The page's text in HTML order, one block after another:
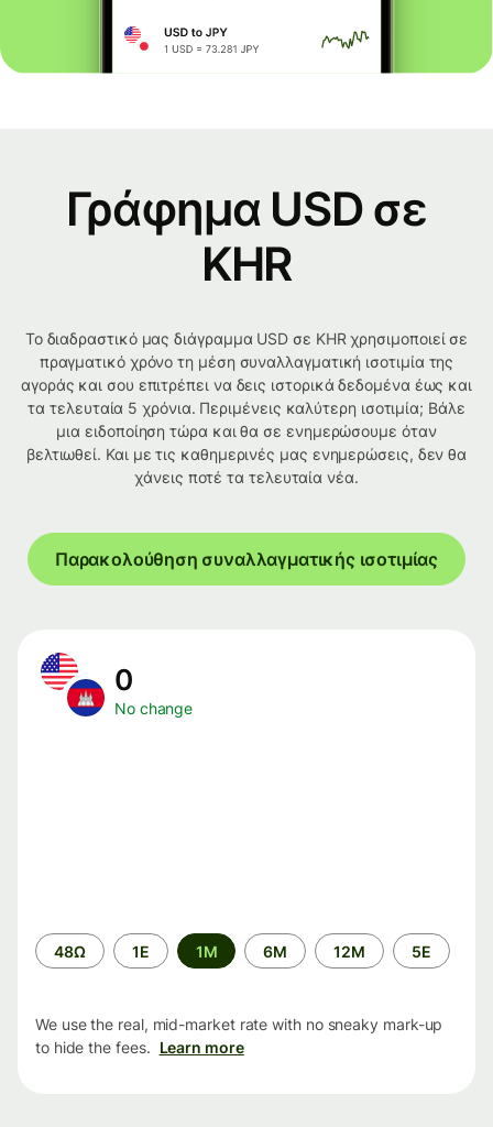
Γράφημα USD σε
KHR
Το διαδραστικό μας διάγραμμα USD σε KHR χρησιμοποιεί σε
πραγματικό χρόνο τη μέση συναλλαγματική ισοτιμία της
αγοράς και σου επιτρέπει να δεις ιστορικά δεδομένα έως και
τα τελευταία 5 χρόνια. Περιμένεις καλύτερη ισοτιμία; Βάλε
μια ειδοποίηση τώρα και θα σε ενημερώσουμε όταν
βελτιωθεί. Και με τις καθημερινές μας ενημερώσεις, δεν θα
χάνεις ποτέ τα τελευταία νέα.
Παρακολούθηση συναλλαγματικής ισοτιμίας
0
No change
Time
period
48Ω 1Ε 1M 6M 12M 5Ε
We use the real, mid-market rate with no sneaky mark-up
to hide the fees. Learn more